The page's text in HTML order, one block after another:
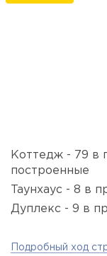
Коттедж - 79 в
построенные
Таунхаус - 8 в
Дуплекс - 9 в
Подробный ход